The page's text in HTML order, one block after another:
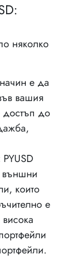
няколко
е да
вашия
достъп до
PYUSD
външни
които
е